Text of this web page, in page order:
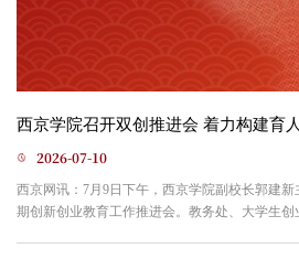
西京学院召开双创推进会 着力构建育
2026-07-10
西京网讯：7月9日下午，西京学院副校长郭建新
期创新创业教育工作推进会。教务处、大学生